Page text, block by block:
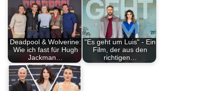
Deadpool & Wolverine:
Wie ich fast für Hugh
Jackman…
"Es geht um Luis" - Ein
Film, der aus den
richtigen…